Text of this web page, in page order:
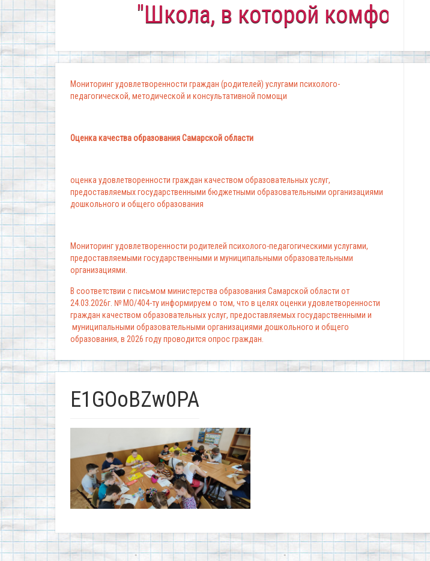
"Школа, в которой комфортно всем!"
Мониторинг удовлетворенности граждан (родителей) услугами психолого-
педагогической, методической и консультативной помощи
Оценка качества образования Самарской области
оценка удовлетворенности граждан качеством образовательных услуг,
предоставляемых государственными бюджетными образовательными организациями
дошкольного и общего образования
Мониторинг удовлетворенности родителей психолого-педагогическими услугами,
предоставляемыми государственными и муниципальными образовательными
организациями.
В соответствии с письмом министерства образования Самарской области от
24.03.2026г. № МО/404-ту информируем о том, что в целях оценки удовлетворенности
граждан качеством образовательных услуг, предоставляемых государственными и
муниципальными образовательными организациями дошкольного и общего
образования, в 2026 году проводится опрос граждан.
E1GOoBZw0PA